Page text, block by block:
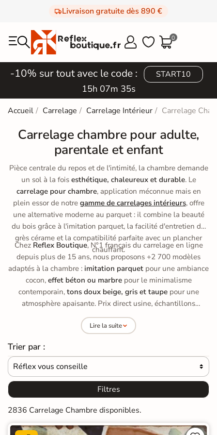
Livraison gratuite dès 890 €
  0
-10% sur tout avec le code : START10
15h 07m 32s
Accueil Carrelage Carrelage Intérieur Carrelage
Carrelage chambre pour adulte,
parentale et enfant
Pièce centrale du repos et de l'intimité, la chambre demande
un sol à la fois esthétique, chaleureux et durable. Le
carrelage pour chambre, application méconnue mais en
plein essor de notre gamme de carrelages intérieurs, offre
une alternative moderne au parquet : il combine la beauté
du bois grâce à l'imitation parquet, la facilité d'entretien du
grès cérame et la compatibilité parfaite avec un plancher
chauffant.
Chez Reflex Boutique, N°1 français du carrelage en ligne
depuis plus de 15 ans, nous proposons +2 700 modèles
adaptés à la chambre : imitation parquet pour une ambiance
cocon, effet béton ou marbrepour le minimalisme
contemporain, tons doux beige, gris et taupepour une
atmosphère apaisante. Prix direct usine, échantillons
gratuits, livraison offerte dès 890 € d'achat.
Lire la suite
Trier par :
Réflex vous conseille 
Filtres
2836 Carrelage Chambre disponibles.